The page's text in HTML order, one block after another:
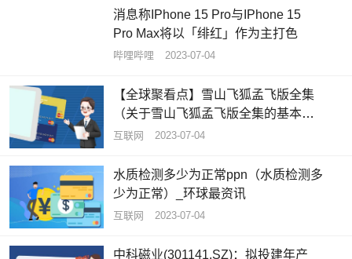
消息称IPhone 15 Pro与IPhone 15
Pro Max将以「绯红」作为主打色
哔哩哔哩 2023-07-04
【全球聚看点】雪山飞狐孟飞版全集
（关于雪山飞狐孟飞版全集的基本详
情介绍）
互联网 2023-07-04
水质检测多少为正常ppn（水质检测多
少为正常）_环球最资讯
互联网 2023-07-04
中科磁业(301141.SZ)：拟投建年产